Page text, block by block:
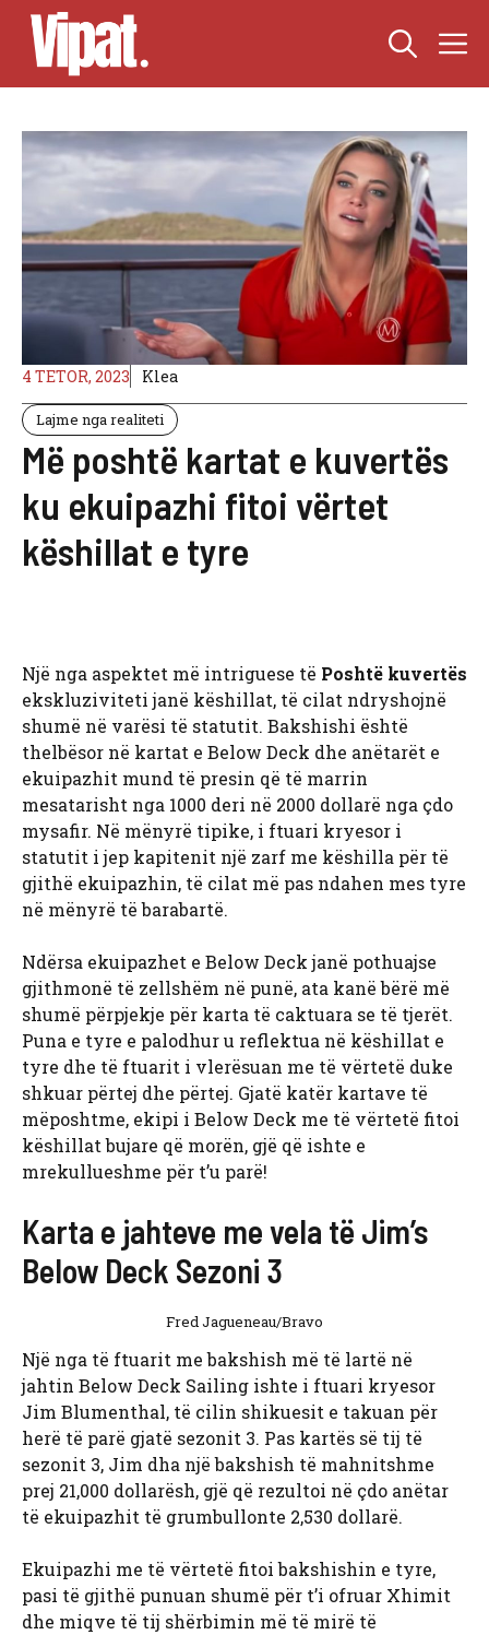
Skip
content
4 TETOR, 2023 Klea
Lajme nga realiteti
Më poshtë kartat e kuvertës
ku ekuipazhi fitoi vërtet
këshillat e tyre
Një nga aspektet më intriguese të Poshtë kuvertës
ekskluziviteti janë këshillat, të cilat ndryshojnë
shumë në varësi të statutit. Bakshishi është
thelbësor në kartat e Below Deck dhe anëtarët e
ekuipazhit mund të presin që të marrin
mesatarisht nga 1000 deri në 2000 dollarë nga çdo
mysafir. Në mënyrë tipike, i ftuari kryesor i
statutit i jep kapitenit një zarf me këshilla për të
gjithë ekuipazhin, të cilat më pas ndahen mes tyre
në mënyrë të barabartë.
Ndërsa ekuipazhet e Below Deck janë pothuajse
gjithmonë të zellshëm në punë, ata kanë bërë më
shumë përpjekje për karta të caktuara se të tjerët.
Puna e tyre e palodhur u reflektua në këshillat e
tyre dhe të ftuarit i vlerësuan me të vërtetë duke
shkuar përtej dhe përtej. Gjatë katër kartave të
mëposhtme, ekipi i Below Deck me të vërtetë fitoi
këshillat bujare që morën, gjë që ishte e
mrekullueshme për t’u parë!
Karta e jahteve me vela të Jim’s
Below Deck Sezoni 3
Fred Jagueneau/Bravo
Një nga të ftuarit me bakshish më të lartë në
jahtin Below Deck Sailing ishte i ftuari kryesor
Jim Blumenthal, të cilin shikuesit e takuan për
herë të parë gjatë sezonit 3. Pas kartës së tij të
sezonit 3, Jim dha një bakshish të mahnitshme
prej 21,000 dollarësh, gjë që rezultoi në çdo anëtar
të ekuipazhit të grumbullonte 2,530 dollarë.
Ekuipazhi me të vërtetë fitoi bakshishin e tyre,
pasi të gjithë punuan shumë për t’i ofruar Xhimit
dhe miqve të tij shërbimin më të mirë të